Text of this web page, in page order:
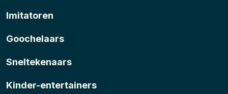
Imitatoren
Goochelaars
Sneltekenaars
Kinder-entertainers